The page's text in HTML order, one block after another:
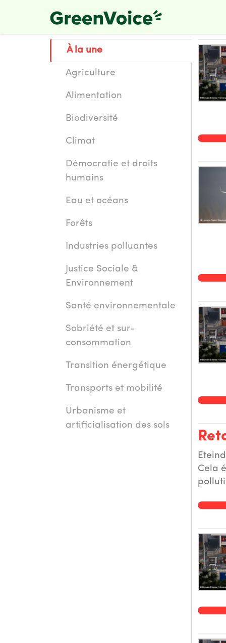
À la une
Agriculture
Alimentation
Biodiversité
Climat
Démocratie et droits
humains
Eau et océans
Forêts
Industries polluantes
Justice Sociale &
Environnement
Santé environnementale
Sobriété et sur-
consommation
Transition énergétique
Transports et mobilité
Urbanisme et
artificialisation des sols
Cela